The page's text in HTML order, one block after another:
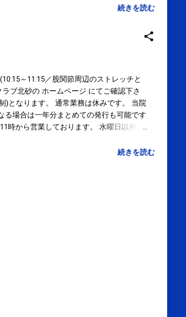
東京から日本を変えよう！ 賛成の人は、Ｒ
割・マラソン割』 bit.ly/19YzE9G でコン
の機会にぜひ！！ posted at 19:24:23 29
続きを読む
～11:15／股関節周辺のストレッチと
ブ北砂の ホームページ にてご確認下さ
)となります。 通常業務は休みです。 当院
場合は一年分まとめての発行も可能です
時から営業しております。 水曜日以外は
続きを読む